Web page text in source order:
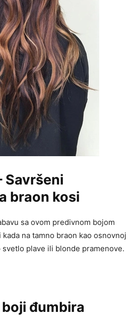
Savršeni
braon kosi
sa ovom predivnom bojom
na tamno braon kao osnovnoj
plave ili blonde pramenove.
đumbira